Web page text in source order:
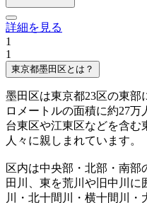
詳細を見る
1
1
東京都墨田区とは？
墨田区は東京都23区の東部
ロメートルの面積に約27
台東区や江東区などを含む
人々に親しまれています。
区内は中央部・北部・南部
田川、東を荒川や旧中川
川・北十間川・横十間川・